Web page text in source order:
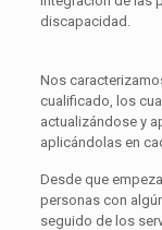
discapacidad.
Nos
cualificado, los
actualizándose y
aplicándolas en
Desde que
personas con
seguido de los